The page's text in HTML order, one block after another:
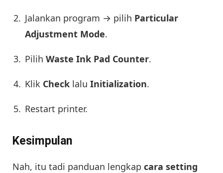
Jalankan program → pilih Particular
Adjustment Mode.
Pilih Waste Ink Pad Counter.
Klik Check lalu Initialization.
Restart printer.
Kesimpulan
Nah, itu tadi panduan lengkap cara setting